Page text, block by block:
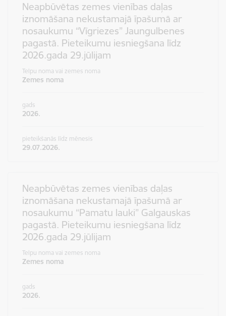
Neapbūvētas zemes vienības daļas
iznomāšana nekustamajā īpašumā ar
nosaukumu “Vīgriezes” Jaungulbenes
pagastā. Pieteikumu iesniegšana līdz
2026.gada 29.jūlijam
Telpu noma vai zemes noma
Zemes noma
gads
2026.
pieteikšanās līdz mēnesis
29.07.2026.
Neapbūvētas zemes vienības daļas
iznomāšana nekustamajā īpašumā ar
nosaukumu “Pamatu lauki” Galgauskas
pagastā. Pieteikumu iesniegšana līdz
2026.gada 29.jūlijam
Telpu noma vai zemes noma
Zemes noma
gads
2026.